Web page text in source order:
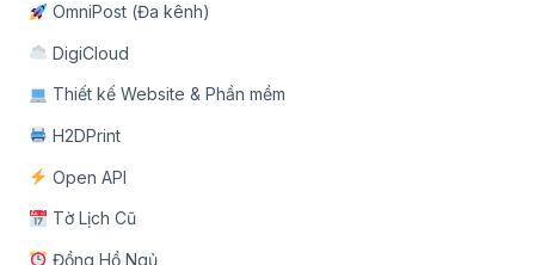
OmniPost (Đa kênh)
DigiCloud
Thiết kế Website & Phần mềm
H2DPrint
Open API
Tờ Lịch Cũ
Đồng Hồ Ngủ